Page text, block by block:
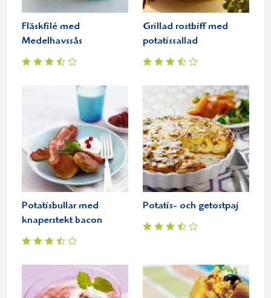
Fläskfilé med
Medelhavssås
Grillad rostbiff med
potatissallad
Potatisbullar med
knaperstekt bacon
Potatis- och getostpaj